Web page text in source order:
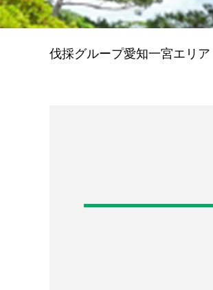
伐採グループ愛知一宮エリア